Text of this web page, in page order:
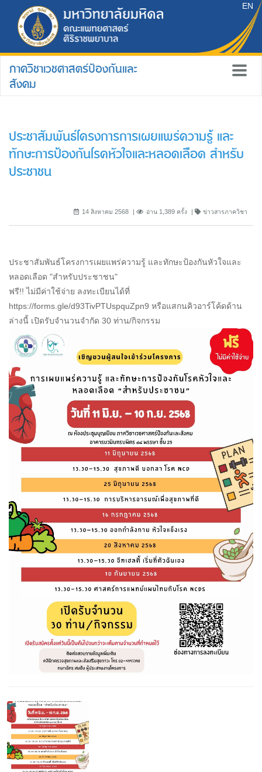
EN
ภาควิชาเวชศาสตร์ป้องกันและ
สังคม
ประชาสัมพันธ์โครงการการเผยแพร่ความรู้ และ
ทักษะการป้องกันโรคหัวใจและหลอดเลือด สำหรับ
ประชาชน
14 สิงหาคม 2568 อ่าน 1,389 ครั้ง ข่าวสารภาควิชา
ประชาสัมพันธ์โครงการเผยแพร่ความรู้ และทักษะป้องกันหัวใจและ
หลอดเลือด "สำหรับประชาชน"
ฟรี!! ไม่มีค่าใช้จ่าย ลงทะเบียนได้ที่
https://forms.gle/d93TivPTUspquZpn9 หรือแสกนคิวอาร์โค้ดด้าน
ล่างนี้ เปิดรับจำนวนจำกัด 30 ท่าน/กิจกรรม